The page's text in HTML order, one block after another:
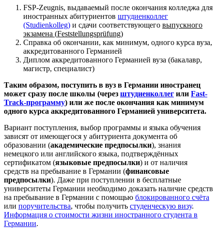
FSP-Zeugnis, выдаваемый после окончания колледжа для
иностранных абитуриентов штудиенколлег
(Studienkolleg) и сдачи соответствующего выпускного
экзамена (Feststellungsprüfung)
Справка об окончании, как минимум, одного курса вуза,
аккредитованного Германией
Диплом аккредитованного Германией вуза (бакалавр,
магистр, специалист)
Таким образом, поступить в вуз в Германии иностранец
может сразу после школы (через штудиенколлег или Fast-
Track-программу) или же после окончания как минимум
одного курса аккредитованного Германией университета.
Вариант поступления, выбор программы и языка обучения
зависят от имеющегося у абитуриента документа об
образовании (академические предпосылки), знания
немецкого или английского языка, подтверждённых
сертификатом (языковые предпосылки) и от наличия
средств на пребывание в Германии (финансовые
предпосылки). Даже при поступлении в бесплатные
университеты Германии необходимо доказать наличие средств
на пребывание в Германии с помощью блокированного счёта
или поручительства, чтобы получить студенческую визу.
Информация о стоимости жизни иностранного студента в
Германии.